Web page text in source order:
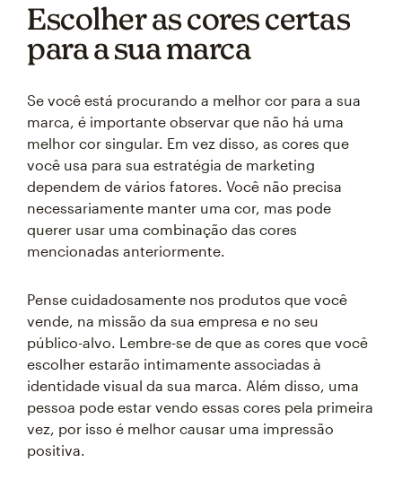
Escolher as cores certas
para a sua marca
Se você está procurando a melhor cor para a sua
marca, é importante observar que não há uma
melhor cor singular. Em vez disso, as cores que
você usa para sua estratégia de marketing
dependem de vários fatores. Você não precisa
necessariamente manter uma cor, mas pode
querer usar uma combinação das cores
mencionadas anteriormente.
Pense cuidadosamente nos produtos que você
vende, na missão da sua empresa e no seu
público-alvo. Lembre-se de que as cores que você
escolher estarão intimamente associadas à
identidade visual da sua marca. Além disso, uma
pessoa pode estar vendo essas cores pela primeira
vez, por isso é melhor causar uma impressão
positiva.